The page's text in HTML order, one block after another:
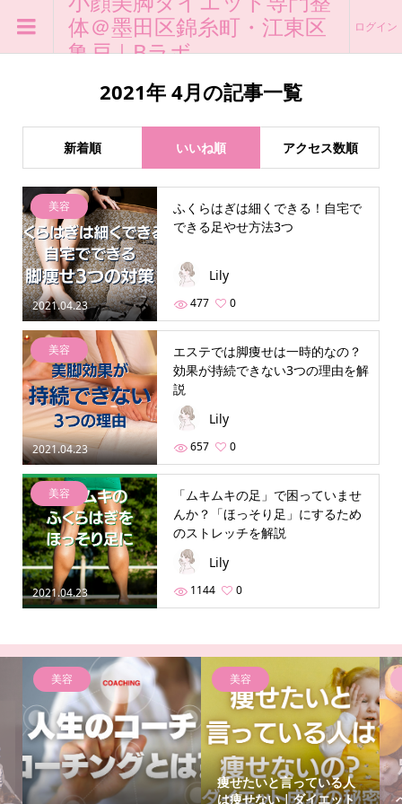
体＠墨田区錦糸町・江東区
亀戸｜Bラボ
ログイン
2021年 4月の記事一覧
新着順 いいね順 アクセス数順
2021.04.23
美容
ふくらはぎは細くできる！自宅で
できる足やせ方法3つ
Lily
477 0
2021.04.23
美容
エステでは脚痩せは一時的なの？
効果が持続できない3つの理由を解
説
Lily
657 0
2021.04.23
美容
「ムキムキの足」で困っていませ
んか？「ほっそり足」にするため
のストレッチを解説
Lily
1144 0
美容 美容
痩せたいと言っている人
は痩せない｜ダイエット